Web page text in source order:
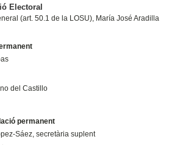
Electoral
(art. 50.1 de la LOSU), María José Aradilla
del Castillo
permanent
Sáez, secretària suplent